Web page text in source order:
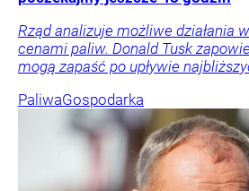
Rząd analizuje możliwe działania
cenami paliw. Donald Tusk
mogą zapaść po upływie
PaliwaGospodarka